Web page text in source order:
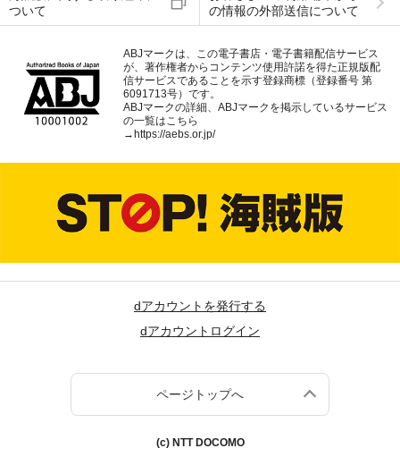
ついて
の情報の外部送信について
ABJマークは、この電子書店・電子書籍配信サービス
が、著作権者からコンテンツ使用許諾を得た正規版配
信サービスであることを示す登録商標（登録番号 第
6091713号）です。
ABJマークの詳細、ABJマークを掲示しているサービス
の一覧はこちら
→https://aebs.or.jp/
dアカウントを発行する
dアカウントログイン
ページトップへ
(c) NTT DOCOMO